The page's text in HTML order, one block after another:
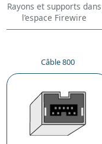
Rayons et supports dans
l’espace Firewire
Câble 800